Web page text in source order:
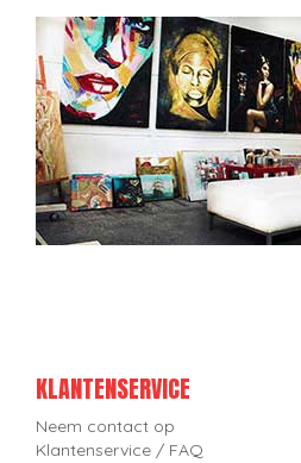
KLANTENSERVICE
Neem contact op
Klantenservice / FAQ